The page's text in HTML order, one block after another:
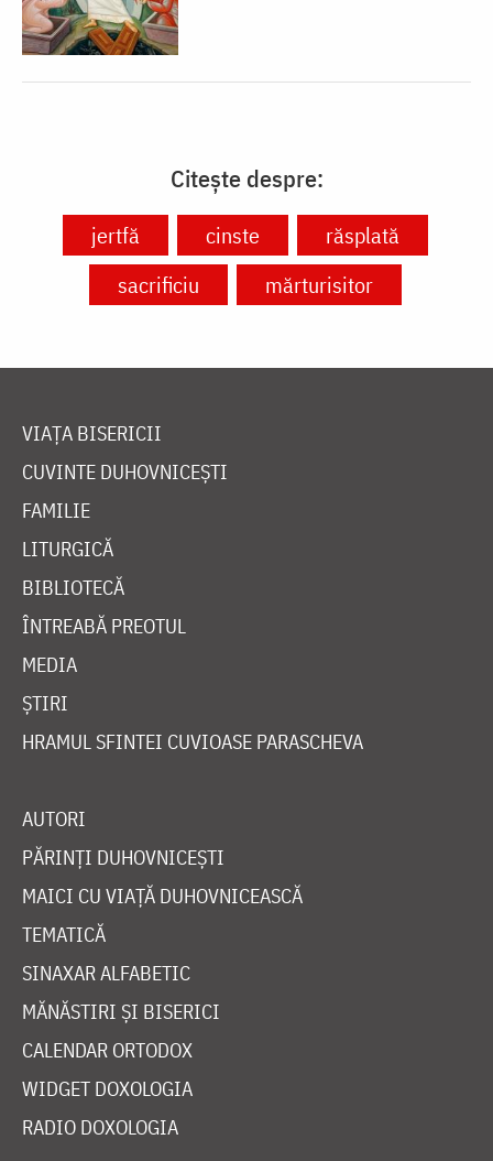
Citește despre:
jertfă cinste
răsplată
sacrificiu
mărturisitor
VIAȚA BISERICII
CUVINTE DUHOVNICEȘTI
FAMILIE
LITURGICĂ
BIBLIOTECĂ
ÎNTREABĂ PREOTUL
MEDIA
ȘTIRI
HRAMUL SFINTEI CUVIOASE PARASCHEVA
AUTORI
PĂRINȚI DUHOVNICEȘTI
MAICI CU VIAȚĂ DUHOVNICEASCĂ
TEMATICĂ
SINAXAR ALFABETIC
MĂNĂSTIRI ȘI BISERICI
CALENDAR ORTODOX
WIDGET DOXOLOGIA
RADIO DOXOLOGIA